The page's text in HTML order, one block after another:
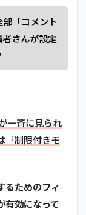
「コメント
さんが設定
一斉に見られ
「制限付きモ
るためのフィ
有効になって